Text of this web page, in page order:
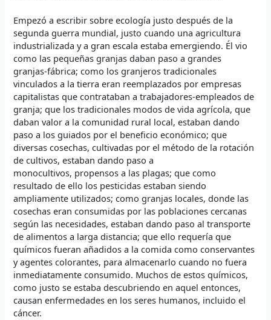
Empezó a escribir sobre ecología justo después de la
segunda guerra mundial, justo cuando una agricultura
industrializada y a gran escala estaba emergiendo. Él vio
como las pequeñas granjas daban paso a grandes
granjas-fábrica; como los granjeros tradicionales
vinculados a la tierra eran reemplazados por empresas
capitalistas que contrataban a trabajadores-empleados de
granja; que los tradicionales modos de vida agrícola, que
daban valor a la comunidad rural local, estaban dando
paso a los guiados por el beneficio económico; que
diversas cosechas, cultivadas por el método de la rotación
de cultivos, estaban dando paso a
monocultivos, propensos a las plagas; que como
resultado de ello los pesticidas estaban siendo
ampliamente utilizados; como granjas locales, donde las
cosechas eran consumidas por las poblaciones cercanas
según las necesidades, estaban dando paso al transporte
de alimentos a larga distancia; que ello requería que
químicos fueran añadidos a la comida como conservantes
y agentes colorantes, para almacenarlo cuando no fuera
inmediatamente consumido. Muchos de estos químicos,
como justo se estaba descubriendo en aquel entonces,
causan enfermedades en los seres humanos, incluido el
cáncer.